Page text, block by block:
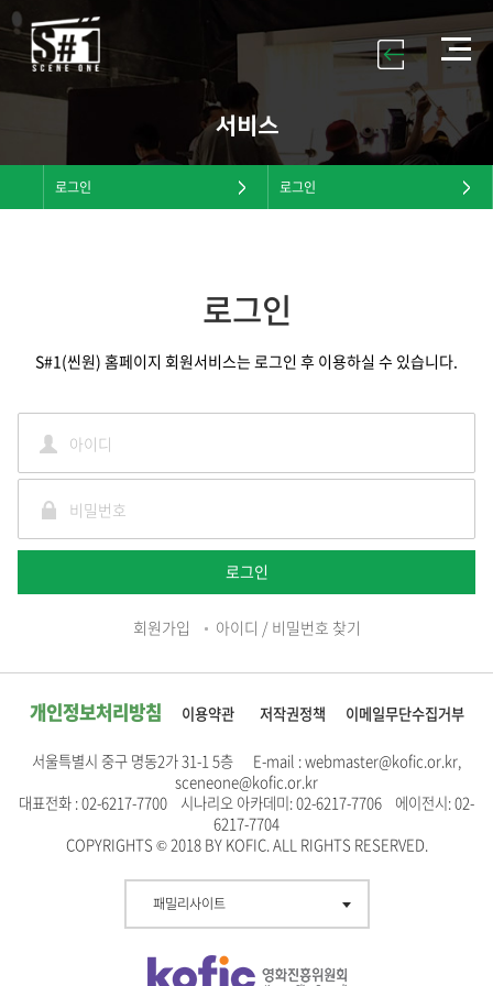
서비스
로그인 로그인
로그인
S#1(씬원) 홈페이지 회원서비스는 로그인 후 이용하실 수 있습니다.
로그인
회원가입 아이디 / 비밀번호 찾기
개인정보처리방침 이용약관 저작권정책 이메일무단수집거부
서울특별시 중구 명동2가 31-1 5층 E-mail : webmaster@kofic.or.kr,
sceneone@kofic.or.kr
대표전화 : 02-6217-7700 시나리오 아카데미: 02-6217-7706 에이전시: 02-
6217-7704
COPYRIGHTS © 2018 BY KOFIC. ALL RIGHTS RESERVED.
패밀리사이트